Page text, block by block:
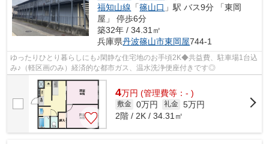
福知山線 「篠山口 」駅 バス9分 「東岡
屋」 停歩6分
築32年 / 34.31㎡
兵庫県丹波篠山市東岡屋744-1
ゆったりひとり暮らしにも♪閑静な住宅地のお手頃2K◆共益費、駐車場1台込
み♪（軽区画のみ）経済的な都市ガス、温水洗浄便座付きです◎
4万円 (管理費等：- )
敷金 0万円 礼金 5万円
2階 / 2K / 34.31㎡